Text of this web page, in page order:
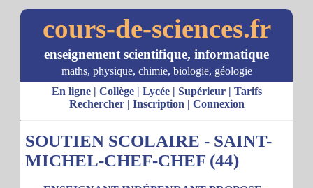
cours-de-sciences.fr
enseignement scientifique, informatique
maths, physique, chimie, biologie, géologie
En ligne| Collège| Lycée| Supérieur| Tarifs
Rechercher| Inscription | Connexion
SOUTIEN SCOLAIRE - SAINT-
MICHEL-CHEF-CHEF (44)